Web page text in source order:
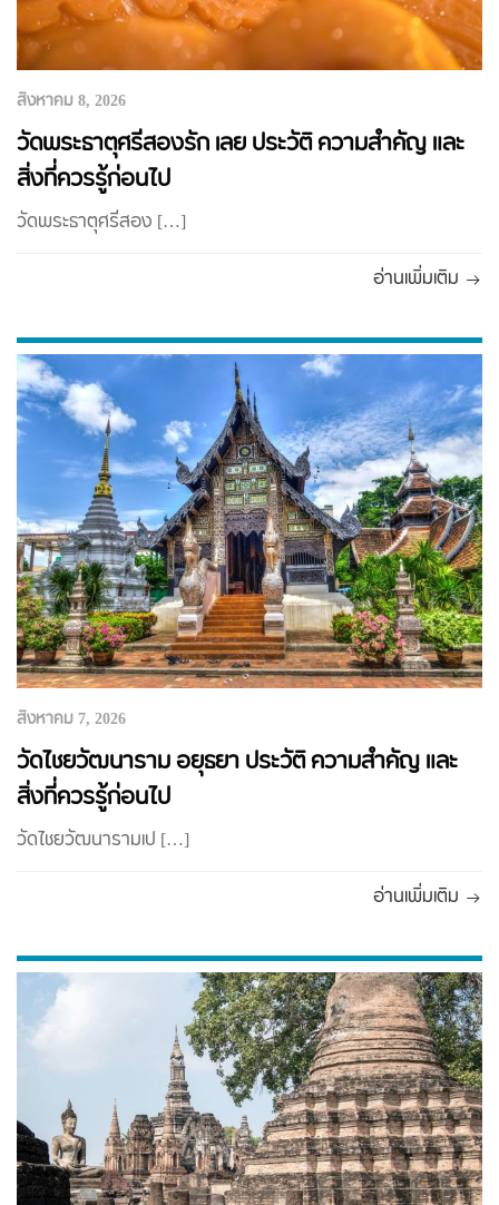
สิงหาคม 8, 2026
วัดพระธาตุศรีสองรัก เลย ประวัติ ความสำคัญ และ
สิ่งที่ควรรู้ก่อนไป
วัดพระธาตุศรีสอง […]
อ่านเพิ่มเติม
สิงหาคม 7, 2026
วัดไชยวัฒนาราม อยุธยา ประวัติ ความสำคัญ และ
สิ่งที่ควรรู้ก่อนไป
วัดไชยวัฒนารามเป […]
อ่านเพิ่มเติม